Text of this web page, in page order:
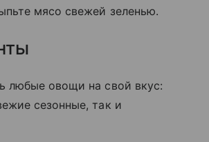
мясо свежей зеленью.
любые овощи на свой вкус:
сезонные, так и